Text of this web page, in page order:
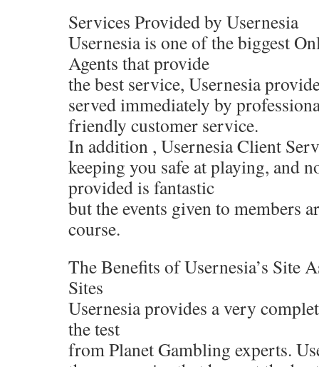
Services Provided by Usernesia
Usernesia is one of the biggest
Agents that provide
the best service, Usernesia
served immediately by
friendly customer service.
In addition , Usernesia Client
keeping you safe at playing, and
provided is fantastic
but the events given to members
course.
The Benefits of Usernesia’s Site
Sites
Usernesia provides a very
the test
from Planet Gambling experts.